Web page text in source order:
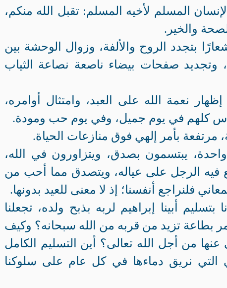
المسلم لأخيه المسلم: تقبل الله منكم،
والخير.
بتجدد الروح والألفة، وزوال الوحشة بين
وتجديد صفحات بيضاء ناصعة نصاعة الثياب
نعمة الله على العبد، وامتثال أوامره،
كلهم في يوم جميل، وفي يوم حب ومودة.
مرتفعة بأمر إلهي فوق منازعات الحياة.
يبتسمون بصدق، ويتزاورون في الله،
فيه الرجل على عياله، ويتصدق مما أحب من
فلنراجع أنفسنا؛ إذ لا معنى للعيد بدونها.
أبينا إبراهيم لربه بذبح ولده، تجعلنا
بطاعة تزيد من قربه من الله سبحانه؟ وكيف
عنها من أجل الله تعالى؟ أين التسليم الكامل
التي نريق دماءها في كل عام على سلوكنا